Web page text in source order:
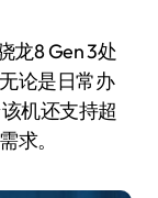
8 Gen 3处
论是日常办
机还支持超
求。